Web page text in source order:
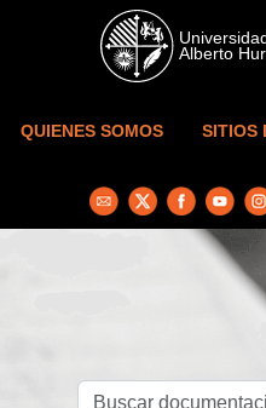
Skip to main content
QUIENES SOMOS SITIOS